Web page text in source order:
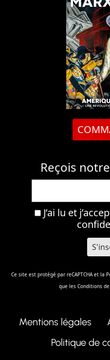
Reçois
J’ai lu et
Ce site est protégé par reCAPTCHA et la
que les Conditions
Mentions légales
Politique de